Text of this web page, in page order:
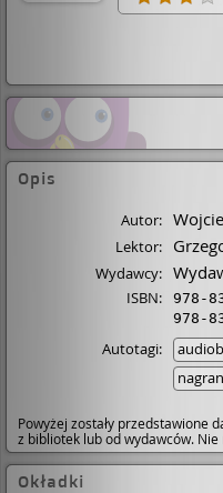
odchodząc
tu dużo
niepewność
wiem do tej
iedz­enie­,
więc lekturę
to jedna z
Macieja,
momencie,
swojej żony
ostatniej
wcale nie
wierzch a
wymierzać
Opis
Autor:
Lektor:
Wydawcy:
ISBN: 978-
978-
Autotagi:
Powyżej zostały przedstawione
z bibliotek lub od wydawców.
Okładki